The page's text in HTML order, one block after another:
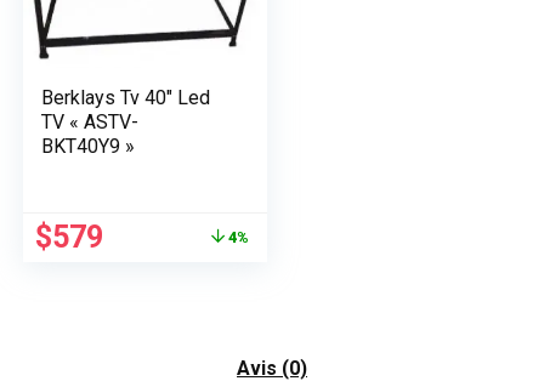
Berklays Tv 40″ Led
TV « ASTV-
BKT40Y9 »
Le
prix
$579 4%
Avis (0)